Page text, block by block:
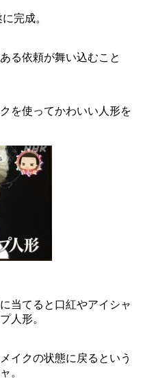
完成。
る依頼が舞い込むこと
を使ってかわいい人形を
当てると口紅やアイシャ
人形。
イクの状態に戻るという
。